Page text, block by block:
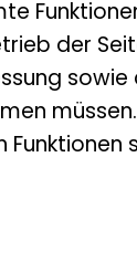
der
sowie